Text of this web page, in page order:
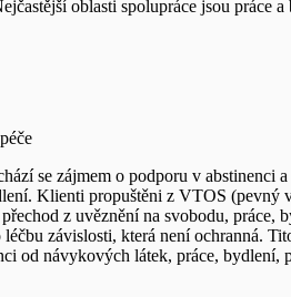
oblasti spolupráce jsou práce
se zájmem o podporu v abstinenci
Klienti propuštěni z VTOS
z uvěznění na svobodu,
závislosti, která není ochranná.
od návykových látek, práce, bydlení,